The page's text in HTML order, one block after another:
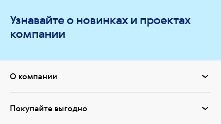
Узнавайте о новинках и проектах
компании
О компании
Покупайте выгодно